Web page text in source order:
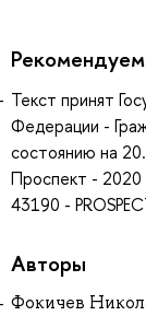
Текст принят
Федерации -
состоянию на
Проспект -
43190 -
Авторы
Фокичев